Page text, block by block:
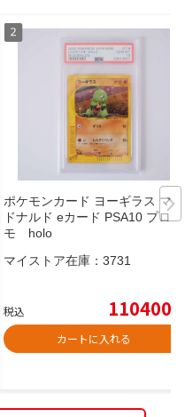
ポケモンカード ヨーギラス マク
ドナルド eカード PSA10 プロ
モ holo
マイストア在庫： 3731
税込 110400
カートに入れる